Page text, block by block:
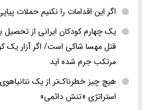
اگر این اقدامات را نکنیم حملات
یک چهارم کودکان ایرانی از تحصیل
قتل مهسا شاکی است/ اگر آزار یک
مرتکب جرم شده اید
هیچ چیز خطرناک‌تر از یک
استراتژی «تنش دائمی»